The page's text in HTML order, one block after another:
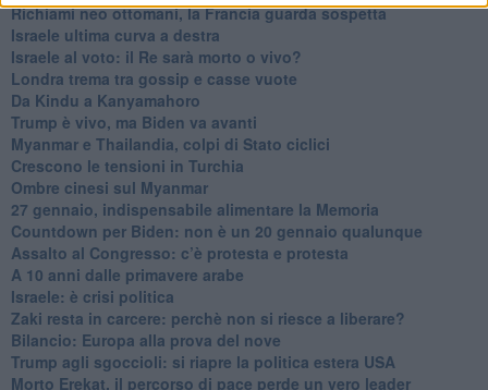
Richiami neo ottomani, la Francia guarda sospetta
Israele ultima curva a destra
Israele al voto: il Re sarà morto o vivo?
Londra trema tra gossip e casse vuote
Da Kindu a Kanyamahoro
Trump è vivo, ma Biden va avanti
Myanmar e Thailandia, colpi di Stato ciclici
Crescono le tensioni in Turchia
Ombre cinesi sul Myanmar
27 gennaio, indispensabile alimentare la Memoria
Countdown per Biden: non è un 20 gennaio qualunque
Assalto al Congresso: c’è protesta e protesta
A 10 anni dalle primavere arabe
Israele: è crisi politica
Zaki resta in carcere: perchè non si riesce a liberare?
Bilancio: Europa alla prova del nove
Trump agli sgoccioli: si riapre la politica estera USA
Morto Erekat, il percorso di pace perde un vero leader